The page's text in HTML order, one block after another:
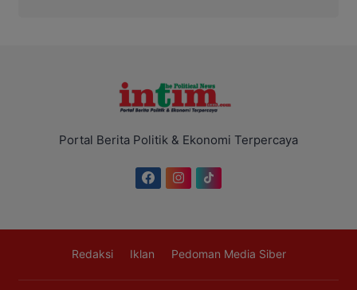
Portal Berita Politik & Ekonomi Terpercaya
Redaksi Iklan Pedoman Media Siber